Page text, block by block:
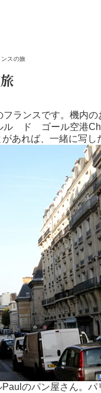
スの旅
ランスです。機内の
ル ド ゴール空港
あれば、一緒に写
のパン屋さん。